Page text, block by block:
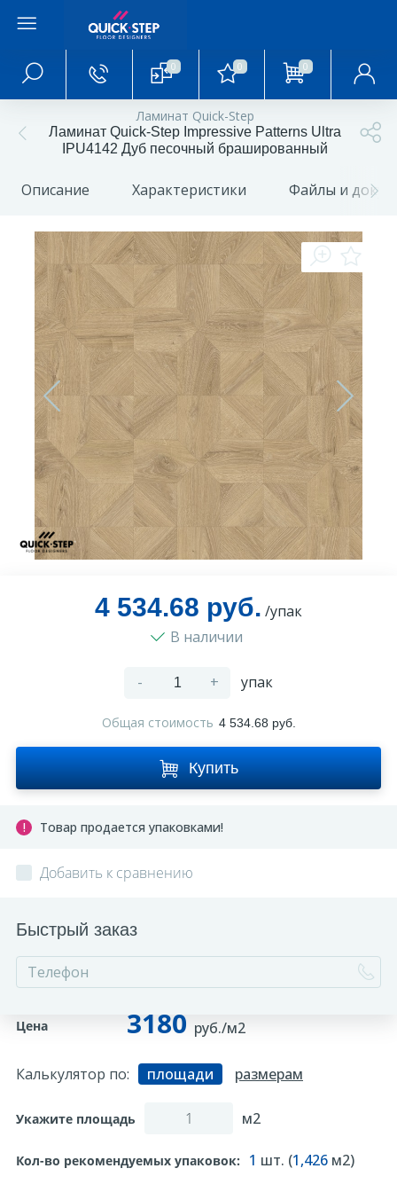
0 0 0
Ламинат Quick-Step
Ламинат Quick-Step Impressive Patterns Ultra
IPU4142 Дуб песочный брашированный
Описание Характеристики Файлы и
4 534.68 руб. /упак
В наличии
- + упак
Общая стоимость 4 534.68 руб.
Купить
Товар продается упаковками!
Добавить к сравнению
Быстрый заказ
Цена 3180 руб./м2
Калькулятор по: площади размерам
Укажите площадь м2
Кол-во рекомендуемых упаковок: 1 шт. (1,426 м2)
Главное меню
Главная
О магазине
Акции и скидки
Статьи и обзоры
Фотогалерея
Оплата и доставка
Контакты
Монтаж